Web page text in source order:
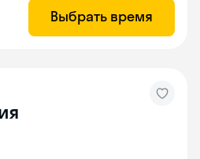
Выбрать время